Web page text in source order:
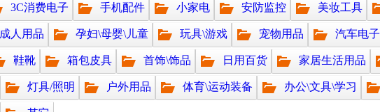
3C消费电子 手机配件 小家电 安防监控 美妆工具
成人用品 孕妇\母婴\儿童 玩具\游戏 宠物用品 汽车电子
鞋靴 箱包皮具 首饰\饰品 日用百货 家居生活用品
灯具/照明 户外用品 体育\运动装备 办公\文具\学习